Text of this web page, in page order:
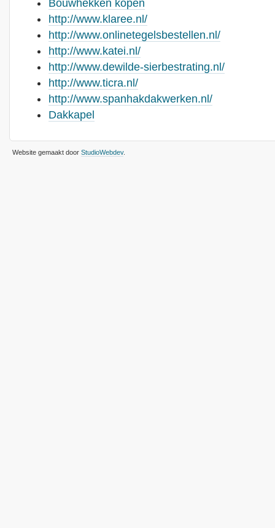
Bouwhekken kopen
http://www.klaree.nl/
http://www.onlinetegelsbestellen.nl/
http://www.katei.nl/
http://www.dewilde-sierbestrating.nl/
http://www.ticra.nl/
http://www.spanhakdakwerken.nl/
Dakkapel
Website gemaakt door StudioWebdev.